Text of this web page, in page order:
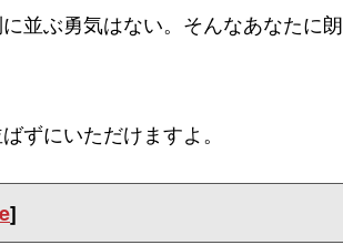
並ぶ勇気はない。そんなあなたに朗
ずにいただけますよ。
]